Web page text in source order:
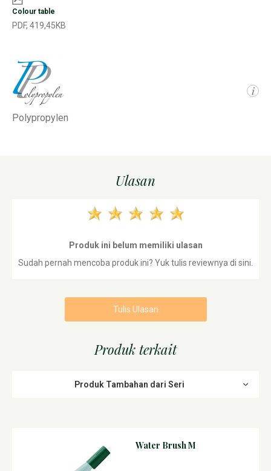
Colour table
PDF, 419,45KB
Polypropylen
i
Ulasan
Produk ini belum memiliki ulasan
Sudah pernah mencoba produk ini? Yuk tulis reviewnya di sini.
Tulis Ulasan
Produk terkait
Produk Tambahan dari Seri
Water Brush M